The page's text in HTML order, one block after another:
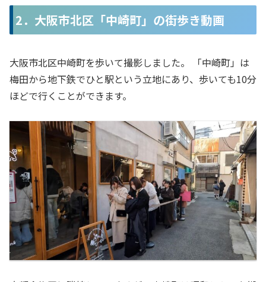
2．大阪市北区「中崎町」の街歩き動画
大阪市北区中崎町を歩いて撮影しました。 「中崎町」は
梅田から地下鉄でひと駅という立地にあり、歩いても10分
ほどで行くことができます。